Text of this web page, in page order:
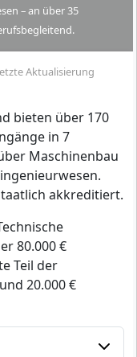
– an über 35
Aktualisierung
bieten über 170
in 7
Maschinenbau
akkreditiert.
80.000 €
Teil der
20.000 €